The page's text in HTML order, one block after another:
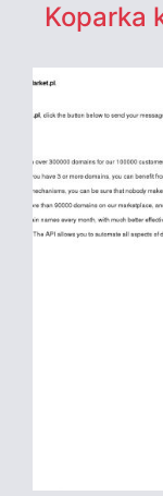
Koparka